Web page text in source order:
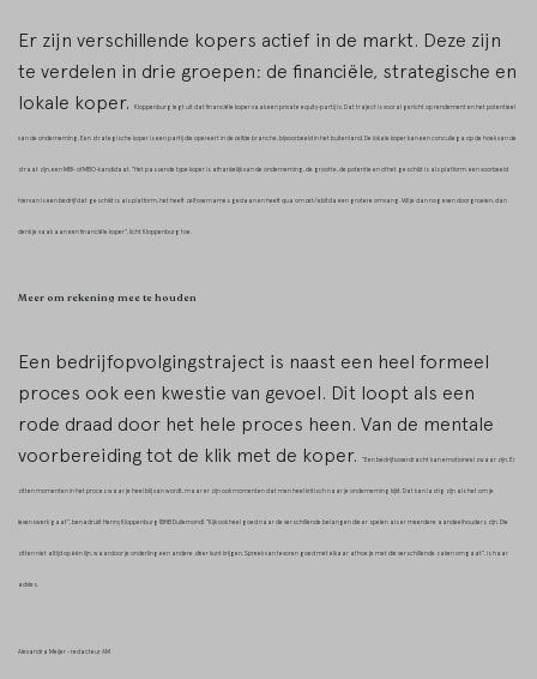
Er zijn verschillende kopers actief in de markt. Deze zijn
te verdelen in drie groepen: de financiële, strategische en
lokale koper.
Kloppenburg legt uit dat financiële koper vaak een private equity-partij is. Dat traject is vooral gericht op rendement en het potentieel
van de onderneming. Een strategische koper is een partij die opereert in dezelfde branche, bijvoorbeeld in het buitenland. De lokale koper kan een concullega op de hoek van de
straat zijn, een MBI- of MBO-kandidaat.“Het passende type koper is afhankelijk van de onderneming, de grootte, de potentie en of het geschikt is als platform. een voorbeeld
hiervan is een bedrijf dat geschikt is als platform, het heeft zelf overnames gedaan en heeft qua omzet/ebitda een grotere omvang. Wil je dan nog even doorgroeien, dan
denk je vaak aan een financiële koper”, licht Kloppenburg toe.
Meer om rekening mee te houden
Een bedrijfopvolgingstraject is naast een heel formeel
proces ook een kwestie van gevoel. Dit loopt als een
rode draad door het hele proces heen. Van de mentale
voorbereiding tot de klik met de koper.
“Een bedrijfsoverdracht kan emotioneel zwaar zijn. Er
zitten momenten in het proces waar je heel blij van wordt, maar er zijn ook momenten dat men heel kritisch naar je onderneming kijkt. Dat kan lastig zijn als het om je
levenswerk gaat”, benadrukt Henny Kloppenburg (BHB Dullemond).“Kijk ook heel goed naar de verschillende belangen die er spelen als er meerdere aandeelhouders zijn. Die
zitten niet altijd op één lijn, waardoor je onderling een andere sfeer kunt krijgen. Spreek van tevoren goed met elkaar af hoe je met die verschillende zaken omgaat”, is haar
advies.
Alexandra Meijer - redacteur AM